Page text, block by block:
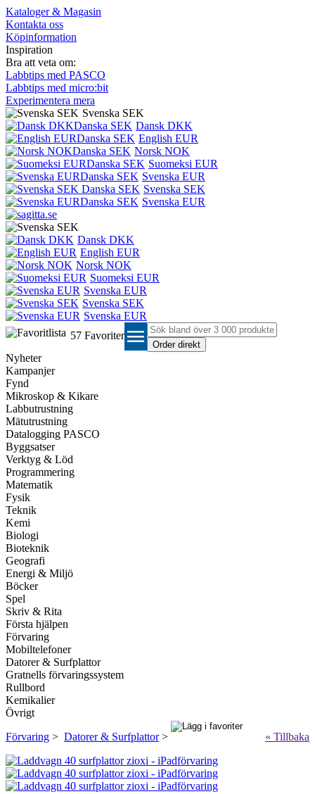
Kataloger & Magasin
Kontakta oss
Köpinformation
Inspiration
Bra att veta om:
Labbtips med PASCO
Labbtips med micro:bit
Experimentera mera
Svenska SEK
Dansk DKK
English EUR
Norsk NOK
Suomeksi EUR
Svenska EUR
Svenska SEK
Svenska EUR
Dansk DKK
English EUR
Norsk NOK
Suomeksi EUR
Svenska EUR
Svenska SEK
Svenska EUR
57 Favoriter menu
Nyheter
Kampanjer
Fynd
Mikroskop & Kikare
Labbutrustning
Mätutrustning
Datalogging PASCO
Byggsatser
Verktyg & Löd
Programmering
Matematik
Fysik
Teknik
Kemi
Biologi
Bioteknik
Geografi
Energi & Miljö
Böcker
Spel
Skriv & Rita
Första hjälpen
Förvaring
Mobiltelefoner
Datorer & Surfplattor
Gratnells förvaringssystem
Rullbord
Kemikalier
Övrigt
Förvaring > Datorer & Surfplattor> « Tillbaka